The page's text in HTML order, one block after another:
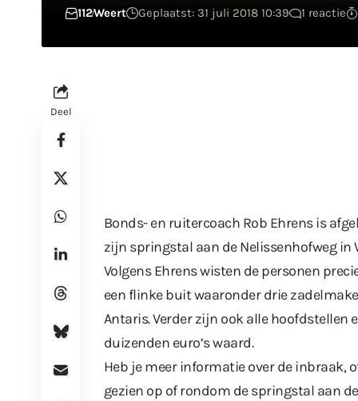
112Weert Geplaatst: 31 juli 2018 10:39 1 reactie
Deel
Bonds- en ruitercoach Rob Ehrens is
zijn springstal aan de Nelissenhofweg in
Volgens Ehrens wisten de personen
een flinke buit waaronder drie
Antaris. Verder zijn ook alle
duizenden euro’s waard.
Heb je meer informatie over de inbraak,
gezien op of rondom de springstal aan